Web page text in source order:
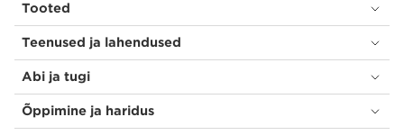
Tooted
Teenused ja lahendused
Abi ja tugi
Õppimine ja haridus